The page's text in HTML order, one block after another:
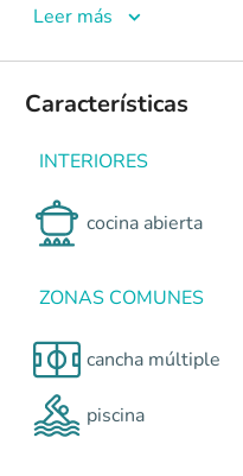
Apartamentos en
48.12
1
ColombiaJamundí
Leer más
Características
INTERIORES
cocina abierta
ZONAS COMUNES
cancha múltiple
piscina